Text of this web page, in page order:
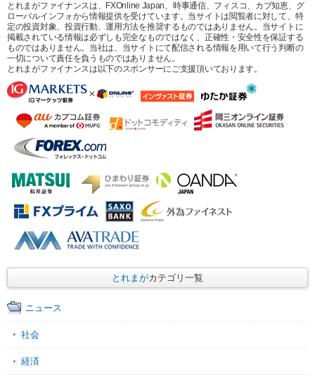
とれまがファイナンスは、FXOnline Japan、時事通信、フィスコ、カブ知恵、グ
ローバルインフォから情報提供を受けています。当サイトは閲覧者に対して、特
定の投資対象、投資行動、運用方法を推奨するものではありません。当サイトに
掲載されている情報は必ずしも完全なものではなく、正確性・安全性を保証する
ものではありません。当社は、当サイトにて配信される情報を用いて行う判断の
一切について責任を負うものではありません。
とれまがファイナンスは以下のスポンサーにご支援頂いております。
とれまがカテゴリ一覧
ニュース
社会
経済